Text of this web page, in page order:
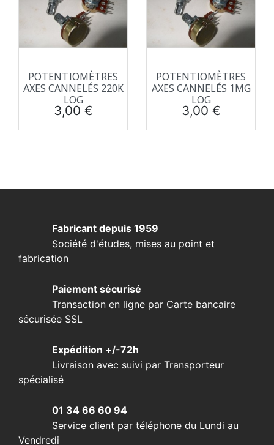
POTENTIOMÈTRES
AXES CANNELÉS 220K
LOG
Prix
3,00 €
POTENTIOMÈTRES
AXES CANNELÉS 1MG
LOG
Prix
3,00 €
Fabricant depuis 1959
Société d'études, mises au point et
fabrication
Paiement sécurisé
Transaction en ligne par Carte bancaire
sécurisée SSL
Expédition +/-72h
Livraison avec suivi par Transporteur
spécialisé
01 34 66 60 94
Service client par téléphone du Lundi au
Vendredi